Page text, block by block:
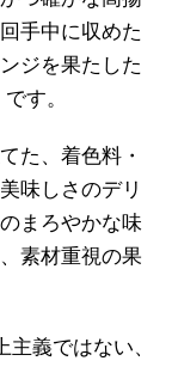
手中に収めた
ジを果たした
す。
た、着色料・
味しさのデリ
まろやかな味
素材重視の果
主義ではない、